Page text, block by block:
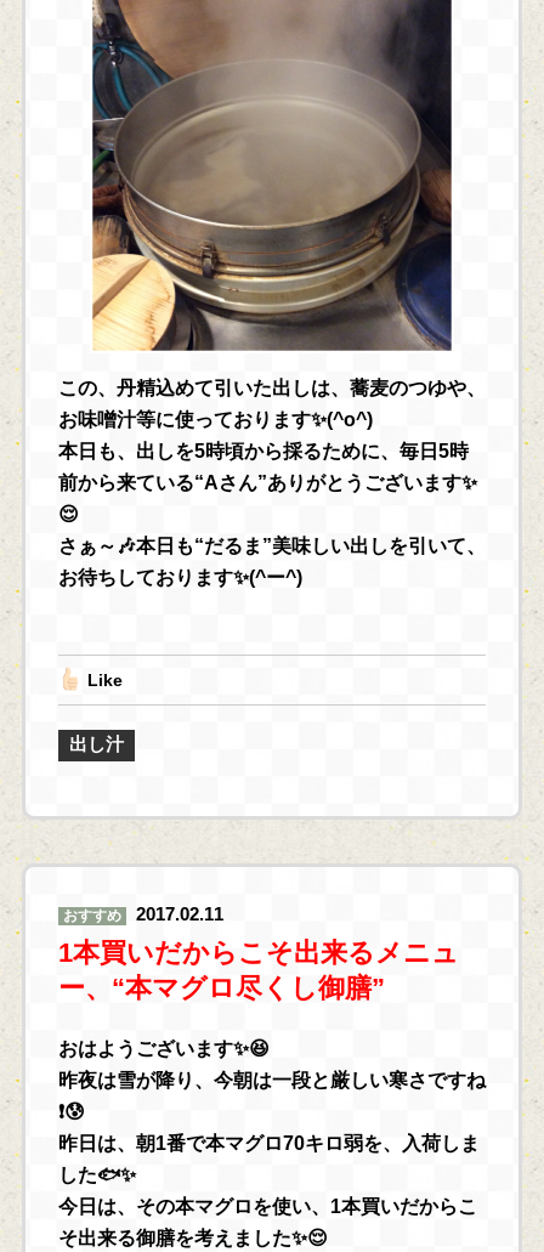
この、丹精込めて引いた出しは、蕎麦のつゆや、
お味噌汁等に使っております✨(^o^)
本日も、出しを5時頃から採るために、毎日5時
前から来ている“Aさん”ありがとうございます✨
😌
さぁ～🎶本日も“だるま”美味しい出しを引いて、
お待ちしております✨(^ー^)
Like
出し汁
おすすめ 2017.02.11
1本買いだからこそ出来るメニュ
ー、“本マグロ尽くし御膳”
おはようございます✨😆
昨夜は雪が降り、今朝は一段と厳しい寒さですね
❗😰
昨日は、朝1番で本マグロ70キロ弱を、入荷しま
した🐟✨
今日は、その本マグロを使い、1本買いだからこ
そ出来る御膳を考えました✨😌